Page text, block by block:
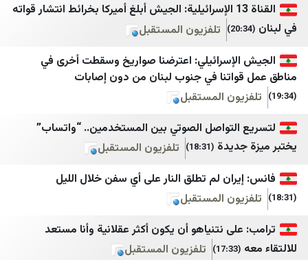
Newsalist
النهار
الديار
المدن
تلفزيون المستقبل
ليبانون فايلز
الجديد
هم‌میهن
وطن امروز
بی بی سی
الجادّة
AA Tr
CNN TURK
القناة 13 الإسرائيلية: الجيش أبلغ أميركا بخرائط انتشار قواته
تلفزيون المستقبل
اعترضنا صواريخ وسقطت أخرى في
في جنوب لبنان من دون إصابات
المستقبل
الصوتي بين المستخدمين.. “واتساب”
(18:31)
تلفزيون المستقبل
لم تطلق النار على أي سفن خلال الليل
المستقبل
نتنياهو أن يكون أكثر عقلانية وأنا مستعد
تلفزيون المستقبل